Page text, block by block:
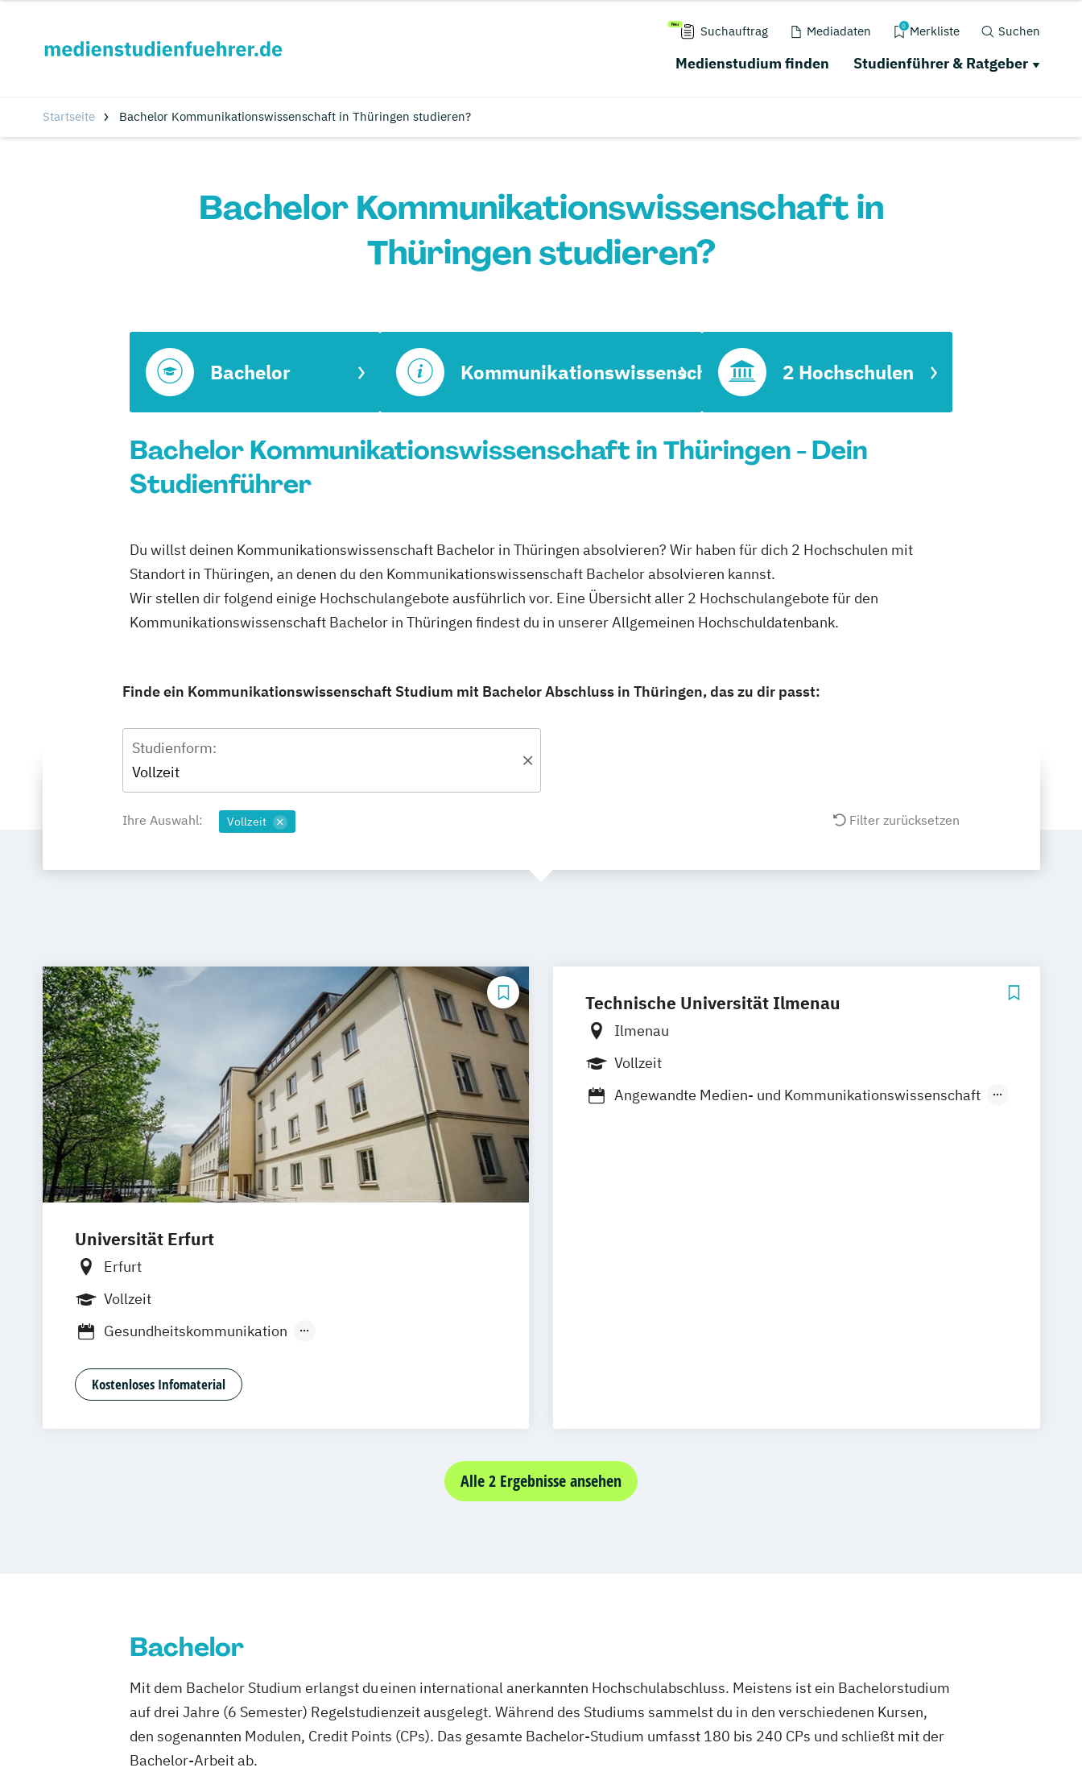
Suchauftrag Mediadaten 0 Merkliste Suchen
Medienstudium finden Studienführer & Ratgeber
Startseite Bachelor Kommunikationswissenschaft in Thüringen studieren?
Bachelor Kommunikationswissenschaft in
Thüringen studieren?
Bachelor Kommunikationswissenschaft 2 Hochschulen
Bachelor Kommunikationswissenschaft in Thüringen - Dein
Studienführer
Du willst deinen Kommunikationswissenschaft Bachelor in Thüringen absolvieren? Wir haben für dich 2 Hochschulen mit
Standort in Thüringen, an denen du den Kommunikationswissenschaft Bachelor absolvieren kannst.
Wir stellen dir folgend einige Hochschulangebote ausführlich vor. Eine Übersicht aller 2 Hochschulangebote für den
Kommunikationswissenschaft Bachelor in Thüringen findest du in unserer Allgemeinen Hochschuldatenbank.
Finde ein Kommunikationswissenschaft Studium mit Bachelor Abschluss in Thüringen, das zu dir passt:
Studienform:
Vollzeit
Ihre Auswahl: Vollzeit Filter zurücksetzen
Universität Erfurt
Erfurt
Vollzeit
Gesundheitskommunikation
Kinder- und Jugendmedien
Kommunikationswissenschaft
Kostenloses Infomaterial
Technische Universität Ilmenau
Ilmenau
Vollzeit
Angewandte Medien- und Kommunikationswissenschaft
Alle 2 Ergebnisse ansehen
Bachelor
Mit dem Bachelor Studium erlangst du einen international anerkannten Hochschulabschluss. Meistens ist ein Bachelorstudium
auf drei Jahre (6 Semester) Regelstudienzeit ausgelegt. Während des Studiums sammelst du in den verschiedenen Kursen,
den sogenannten Modulen, Credit Points (CPs). Das gesamte Bachelor-Studium umfasst 180 bis 240 CPs und schließt mit der
Bachelor-Arbeit ab.